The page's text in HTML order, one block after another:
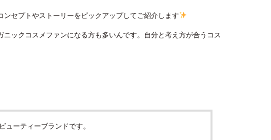
セプトやストーリーをピックアップしてご紹介します
ックコスメファンになる方も多いんです。自分と考え方が合うコス
ューティーブランドです。